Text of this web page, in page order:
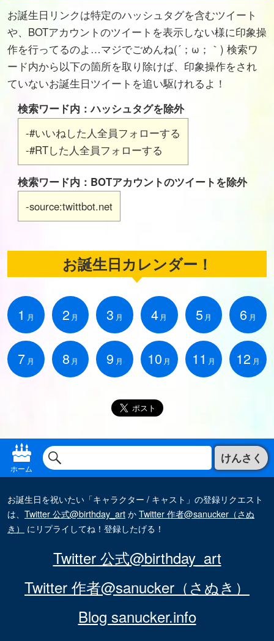
お誕生日リンクは特定のハッシュタグを含むツイート
や、BOTアカウントのツイートを表示しない様に印象操
作を行ってるのよ…マジでごめんね(´；ω；｀) 検索ワ
ード内から以下の箇所を取り除けば、印象操作をされ
ていないお誕生日ツイートを追い駆けれるよ！
検索ワード内：ハッシュタグを除外
-#いいねした人全員フォローする
-#RTした人全員フォローする
検索ワード内：BOTアカウントのツイートを除外
-source:twittbot.net
お誕生日カレンダー！
1 月 2 月 3 月 4 月 5 月 6 月
7 月 8 月 9 月 10 月 11 月 12 月
ホーム
けんさく
お誕生日を祝いたい「キャラクター / キャスト」の登録リクエスト
は、 Twitter 公式@birthday_artかTwitter 作者@sanucker（さぬ
き）
にリプライしてね！登録したげる！
Twitter 公式@birthday_art
Twitter 作者@sanucker（さぬき）
Blog sanucker.info